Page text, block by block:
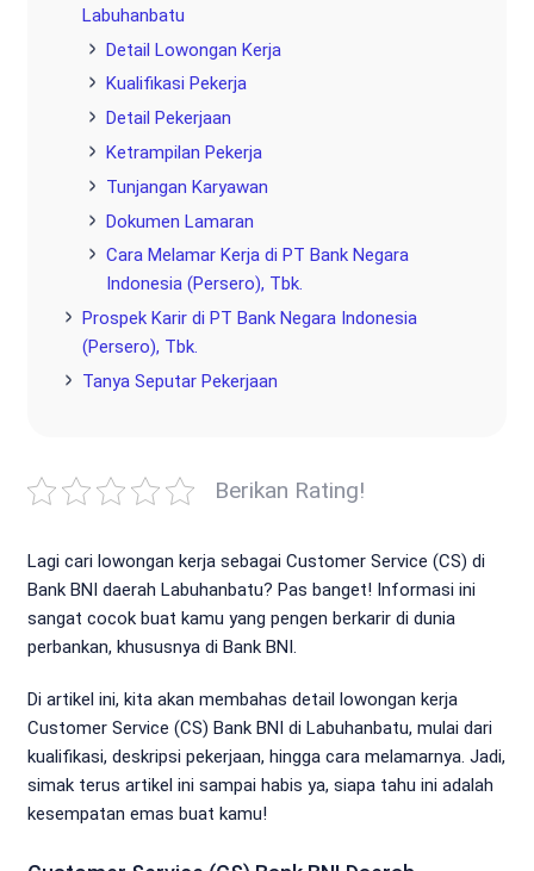
Labuhanbatu
Detail Lowongan Kerja
Kualifikasi Pekerja
Detail Pekerjaan
Ketrampilan Pekerja
Tunjangan Karyawan
Dokumen Lamaran
Cara Melamar Kerja di PT Bank Negara
Indonesia (Persero), Tbk.
Prospek Karir di PT Bank Negara Indonesia
(Persero), Tbk.
Tanya Seputar Pekerjaan
Berikan Rating!
Lagi cari lowongan kerja sebagai Customer Service (CS) di
Bank BNI daerah Labuhanbatu? Pas banget! Informasi ini
sangat cocok buat kamu yang pengen berkarir di dunia
perbankan, khususnya di Bank BNI.
Di artikel ini, kita akan membahas detail lowongan kerja
Customer Service (CS) Bank BNI di Labuhanbatu, mulai dari
kualifikasi, deskripsi pekerjaan, hingga cara melamarnya. Jadi,
simak terus artikel ini sampai habis ya, siapa tahu ini adalah
kesempatan emas buat kamu!